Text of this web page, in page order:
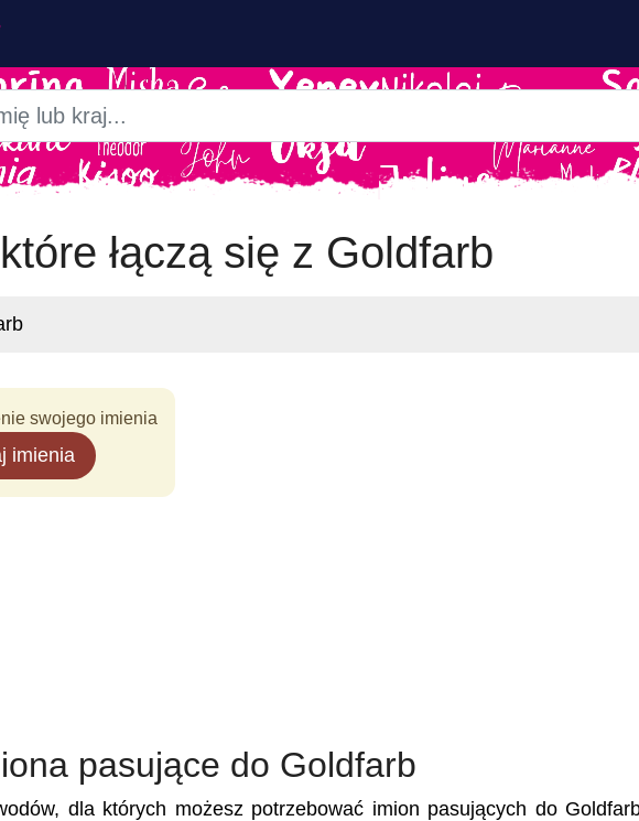
łączą się z Goldfarb
swojego imienia
imienia
pasujące do Goldfarb
dla których możesz potrzebować imion pasujących do